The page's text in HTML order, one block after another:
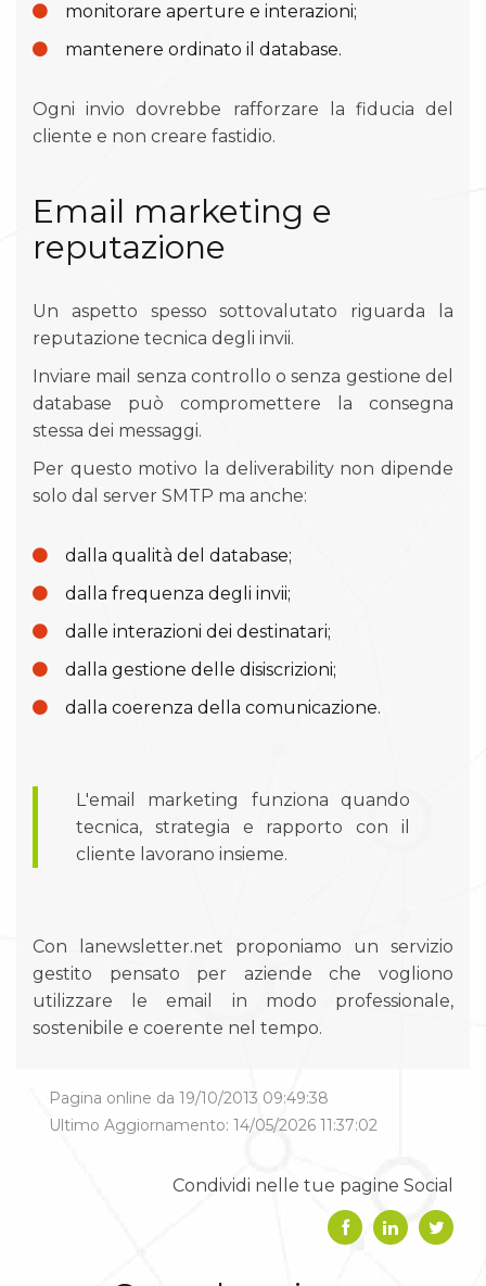
monitorare aperture e interazioni;
mantenere ordinato il database.
Ogni invio dovrebbe rafforzare la fiducia del
cliente e non creare fastidio.
Email marketing e
reputazione
Un aspetto spesso sottovalutato riguarda la
reputazione tecnica degli invii.
Inviare mail senza controllo o senza gestione del
database può compromettere la consegna
stessa dei messaggi.
Per questo motivo la deliverability non dipende
solo dal server SMTP ma anche:
dalla qualità del database;
dalla frequenza degli invii;
dalle interazioni dei destinatari;
dalla gestione delle disiscrizioni;
dalla coerenza della comunicazione.
L'email marketing funziona quando
tecnica, strategia e rapporto con il
cliente lavorano insieme.
Con lanewsletter.net proponiamo un servizio
gestito pensato per aziende che vogliono
utilizzare le email in modo professionale,
sostenibile e coerente nel tempo.
Pagina online da 19/10/2013 09:49:38
Ultimo Aggiornamento: 14/05/2026 11:37:02
Condividi nelle tue pagine Social